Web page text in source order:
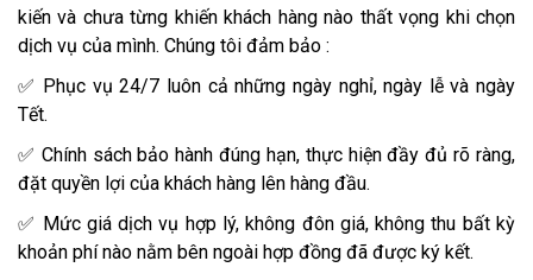
kiến và chưa từng khiến khách hàng nào thất vọng khi chọn
dịch vụ của mình. Chúng tôi đảm bảo :
✅ Phục vụ 24/7 luôn cả những ngày nghỉ, ngày lễ và ngày
Tết.
✅ Chính sách bảo hành đúng hạn, thực hiện đầy đủ rõ ràng,
đặt quyền lợi của khách hàng lên hàng đầu.
✅ Mức giá dịch vụ hợp lý, không đôn giá, không thu bất kỳ
khoản phí nào nằm bên ngoài hợp đồng đã được ký kết.